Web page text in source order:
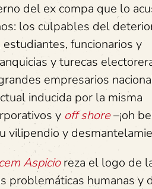
del ex compa que lo
los culpables del
funcionarios y
y turecas
empresarios
inducida por la misma
y off shore–¡oh
vilipendio y
Aspicioreza el logo de
problemáticas humanas y